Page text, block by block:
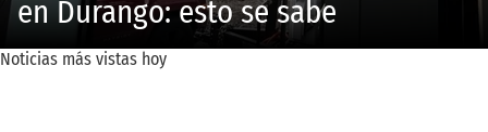
en Durango: esto se sabe
Noticias más vistas hoy